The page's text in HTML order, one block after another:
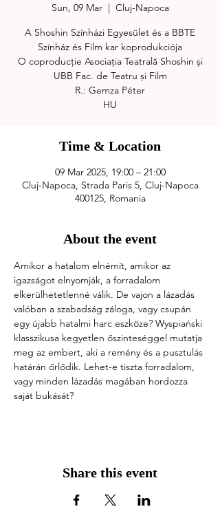
Sun, 09 Mar
  |
Cluj-Napoca
A Shoshin Színházi Egyesület és a BBTE
Színház és Film kar koprodukciója
O coproducție Asociația Teatrală Shoshin și
UBB Fac. de Teatru și Film
R.: Gemza Péter
Time & Location
09 Mar 2025, 19:00 – 21:00
Cluj-Napoca, Strada Paris 5, Cluj-Napoca
400125, Romania
About the event
Amikor a hatalom elnémít, amikor az
igazságot elnyomják, a forradalom
elkerülhetetlenné válik. De vajon a lázadás
valóban a szabadság záloga, vagy csupán
egy újabb hatalmi harc eszköze? Wyspiański
klasszikusa kegyetlen őszinteséggel mutatja
meg az embert, aki a remény és a pusztulás
határán őrlődik. Lehet-e tiszta forradalom,
vagy minden lázadás magában hordozza
saját bukását?
Share this event